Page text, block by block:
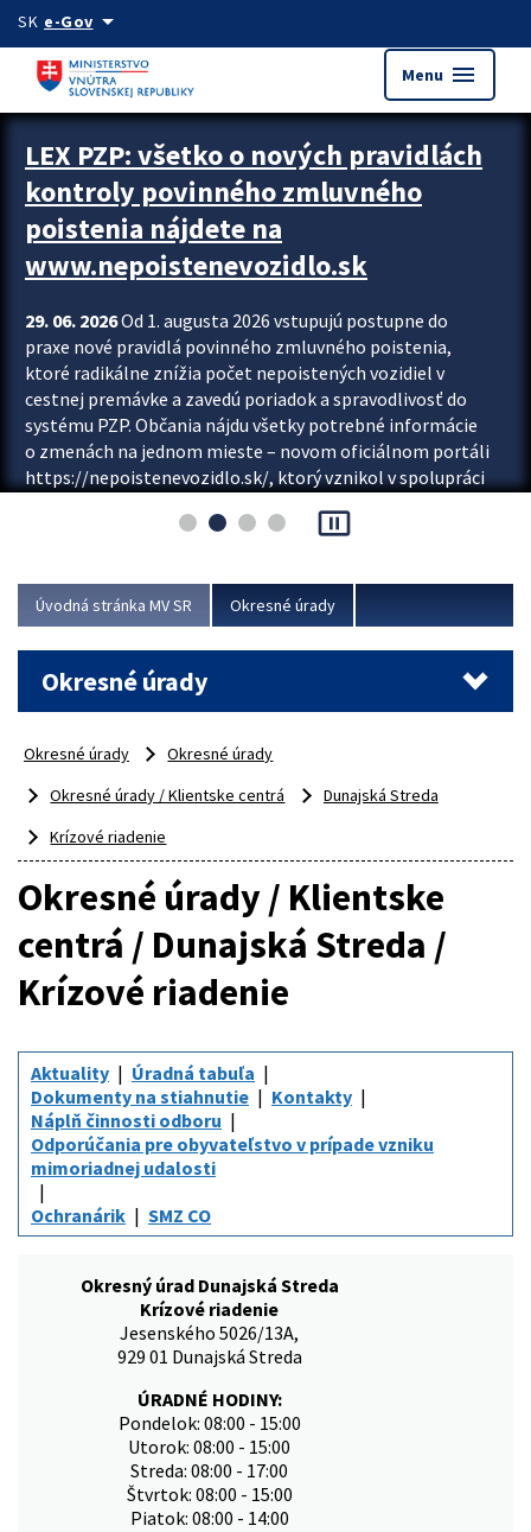
Preskocit na hlavný obsah
SK e-Govarrow_drop_down
Menu menu
Zastavit automatický posun upútavok
LEX PZP: všetko o nových pravidlách
kontroly povinného zmluvného
poistenia nájdete na
www.nepoistenevozidlo.sk
29. 06. 2026Od 1. augusta 2026 vstupujú postupne do
praxe nové pravidlá povinného zmluvného poistenia,
ktoré radikálne znížia počet nepoistených vozidiel v
cestnej premávke a zavedú poriadok a spravodlivosť do
systému PZP. Občania nájdu všetky potrebné informácie
o zmenách na jednom mieste – novom oficiálnom portáli
https://nepoistenevozidlo.sk/, ktorý vznikol v spolupráci
asociácie poisťovní (SLASPO) a Ministerstva vnútra SR.
Viac
pause_presentation
Úvodná stránka MV SR Okresné úrady
Okresné úrady
Okresné úrady
Okresné úrady
Okresné úrady / Klientske centrá
Dunajská Streda
Krízové riadenie
Okresné úrady / Klientske
centrá / Dunajská Streda /
Krízové riadenie
Aktuality
Úradná tabuľa
Dokumenty na stiahnutie
Kontakty
Náplň činnosti odboru
Odporúčania pre obyvateľstvo v prípade vzniku
mimoriadnej udalosti
Ochranárik
SMZ CO
Okresný úrad Dunajská Streda
Krízové riadenie
Jesenského 5026/13A,
929 01 Dunajská Streda
ÚRADNÉ HODINY:
Pondelok: 08:00 - 15:00
Utorok: 08:00 - 15:00
Streda: 08:00 - 17:00
Štvrtok: 08:00 - 15:00
Piatok: 08:00 - 14:00